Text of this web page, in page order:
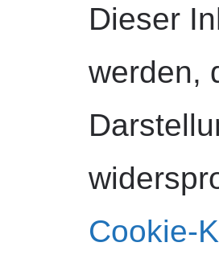
Dieser
werden,
Cookie-